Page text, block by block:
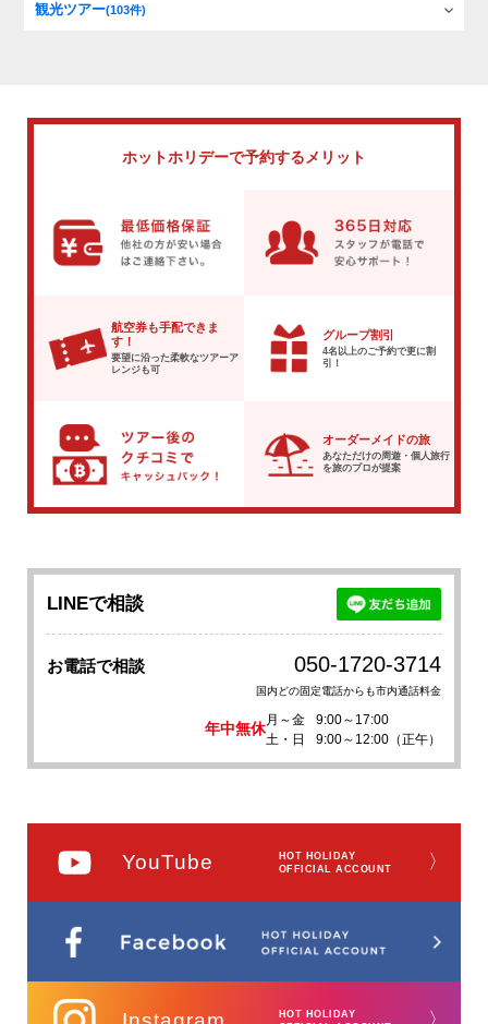
観光ツアー(103件)
ホットホリデーで予約するメリット
航空券も手配できま
す！
要望に沿った柔軟なツアーア
レンジも可
グループ割引
4名以上のご予約で更に割
引！
オーダーメイドの旅
あなただけの周遊・個人旅行
を旅のプロが提案
LINEで相談
お電話で相談 050-1720-3714
国内どの固定電話からも市内通話料金
年中無休
月～金
9:00～17:00
土・日
9:00～12:00（正午）
YouTube
HOT HOLIDAY
OFFICIAL ACCOUNT
〉
HOT HOLIDAY